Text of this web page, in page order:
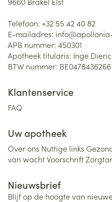
Telefoon: +32 55 42 40 82
E-mailadres: info@
APB nummer: 450301
Apotheek titularis: Inge
BTW nummer: BE0478436266
Klantenservice
FAQ
Uw apotheek
Over ons Nuttige links
van wachtVoorschrift
Nieuwsbrief
Blijf op de hoogte van